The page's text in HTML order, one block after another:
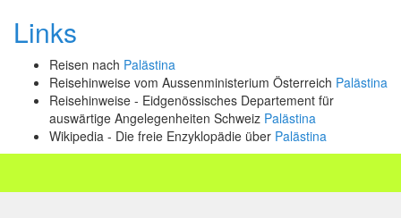
Links
Reisen nach Palästina
Reisehinweise vom Aussenministerium Österreich Palästina
Reisehinweise - Eidgenössisches Departement für
auswärtige Angelegenheiten Schweiz Palästina
Wikipedia - Die freie Enzyklopädie über Palästina